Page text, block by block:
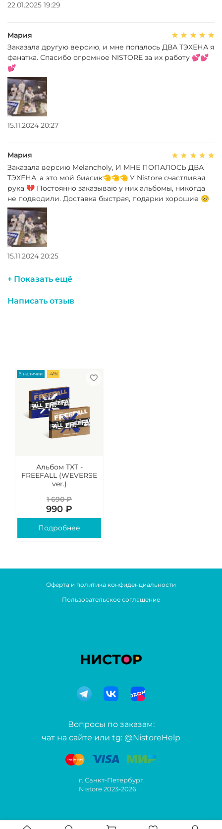
22.01.2025 19:29
Мария
Заказала другую версию, и мне попалось ДВА ТЭХЕНА я
фанатка. Спасибо огромное NISTORE за их работу 💕💕
💕
15.11.2024 20:27
Мария
Заказала версию Melancholy, И МНЕ ПОПАЛОСЬ ДВА
ТЭХЕНА, а это мой биасик🤏🤏🤏 У Nistore счастливая
рука 💔 Постоянно заказываю у них альбомы, никогда
не подводили. Доставка быстрая, подарки хорошие 🥺
15.11.2024 20:25
+ Показать ещё
Написать отзыв
В наличии -41%
Альбом TXT -
FREEFALL (WEVERSE
ver.)
1 690 ₽
990 ₽
Подробнее
Оферта и политика конфиденциальности
Пользовательское соглашение
Вопросы по заказам:
чат на сайте или tg: @NistoreHelp
г. Санкт-Петербург
Nistore 2023-2026